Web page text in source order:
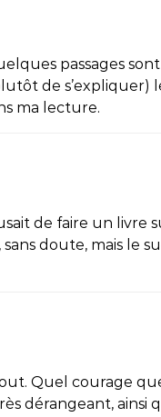
passages
de s’expliquer)
ma lecture.
de faire un
doute, mais le
Quel courage
dérangeant, ainsi